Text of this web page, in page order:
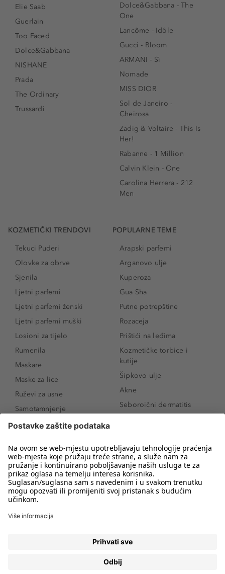
Elie Saab
Guerlain
Too Faced
Dolce&Gabbana
NISHANE
Prada
The Ordinary
Trussardi
Dolce&Gabbana - The
One
Lancôme - Idôle
Gucci - Bloom
ARMANI - Sì
Nomade
MISS DIOR
Sol de Janeiro -
Cheirosa
Zadig & Voltaire - This Is
Her!
Rabanne - 1 Million
Calvin Klein - One
Carolina Herrera - 212
Men
KOZMETIČKI TRENDOVI
Tekuci Puderi
Olovke za obrve
Sjenila
Ljetni parfemi
Ljetni parfemi ženski
Ljetni parfemi muški
Losioni za tijelo
Rumenila
Maskare
Maske za lice
Ruževi za usne
Samotamnjenje
Puderi
Proizvodi za obrve
Sunce i zaštita
Serumi za lice
Proizvodi za čišćenje lica
POPULARNE TEME
Arapski parfemi
Arganovo ulje
Kuperoza
Gua Sha
Putne potrepštine
Rozaceja
Prištići na leđima
Kozmetičke torbice i
kutije
Šipkovo ulje
Akne
Seboroični dermatitis
Novo
Koji mi parfem
odgovara?
Kako našminkati oči da
Kako ukloniti mitesere
Hijaluronska krema